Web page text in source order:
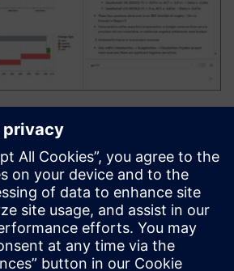
de análise de IA que unifica a
compreende o contexto e
precisos às equipas. Permite
mais rápida, investigação mais